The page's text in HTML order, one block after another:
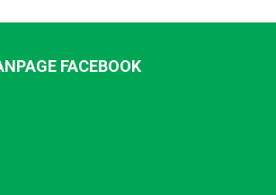
FACEBOOK